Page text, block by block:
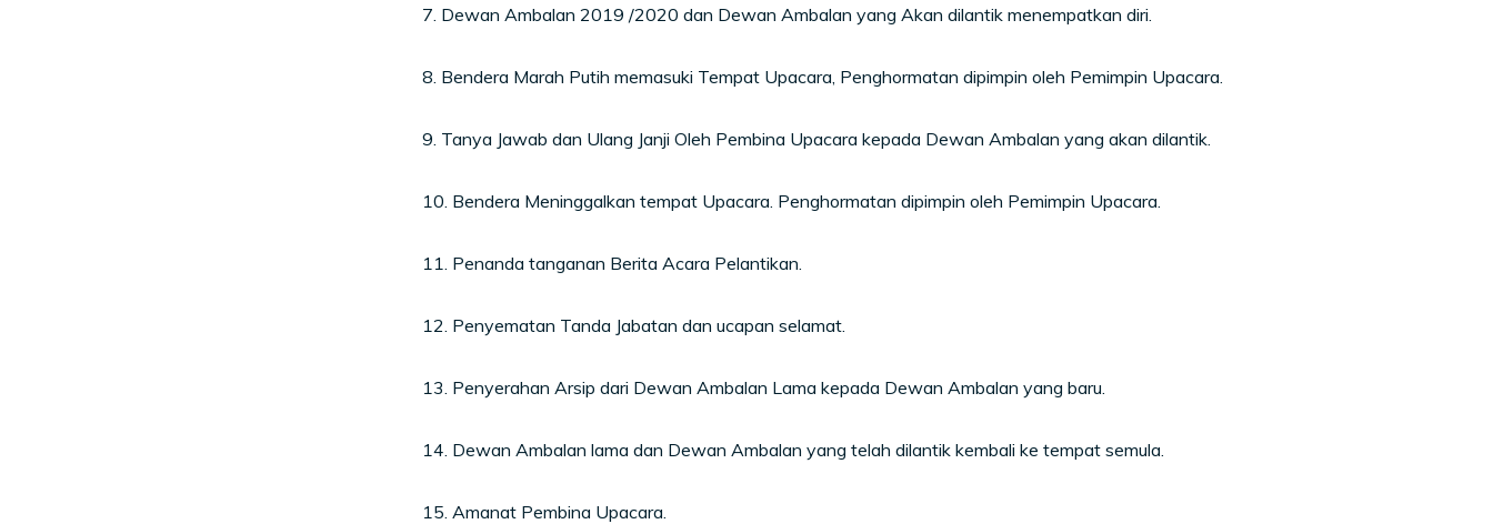
7. Dewan Ambalan 2019 /2020 dan Dewan Ambalan yang Akan dilantik menempatkan diri.
8. Bendera Marah Putih memasuki Tempat Upacara, Penghormatan dipimpin oleh Pemimpin Upacara.
9. Tanya Jawab dan Ulang Janji Oleh Pembina Upacara kepada Dewan Ambalan yang akan dilantik.
10. Bendera Meninggalkan tempat Upacara. Penghormatan dipimpin oleh Pemimpin Upacara.
11. Penanda tanganan Berita Acara Pelantikan.
12. Penyematan Tanda Jabatan dan ucapan selamat.
13. Penyerahan Arsip dari Dewan Ambalan Lama kepada Dewan Ambalan yang baru.
14. Dewan Ambalan lama dan Dewan Ambalan yang telah dilantik kembali ke tempat semula.
15. Amanat Pembina Upacara.